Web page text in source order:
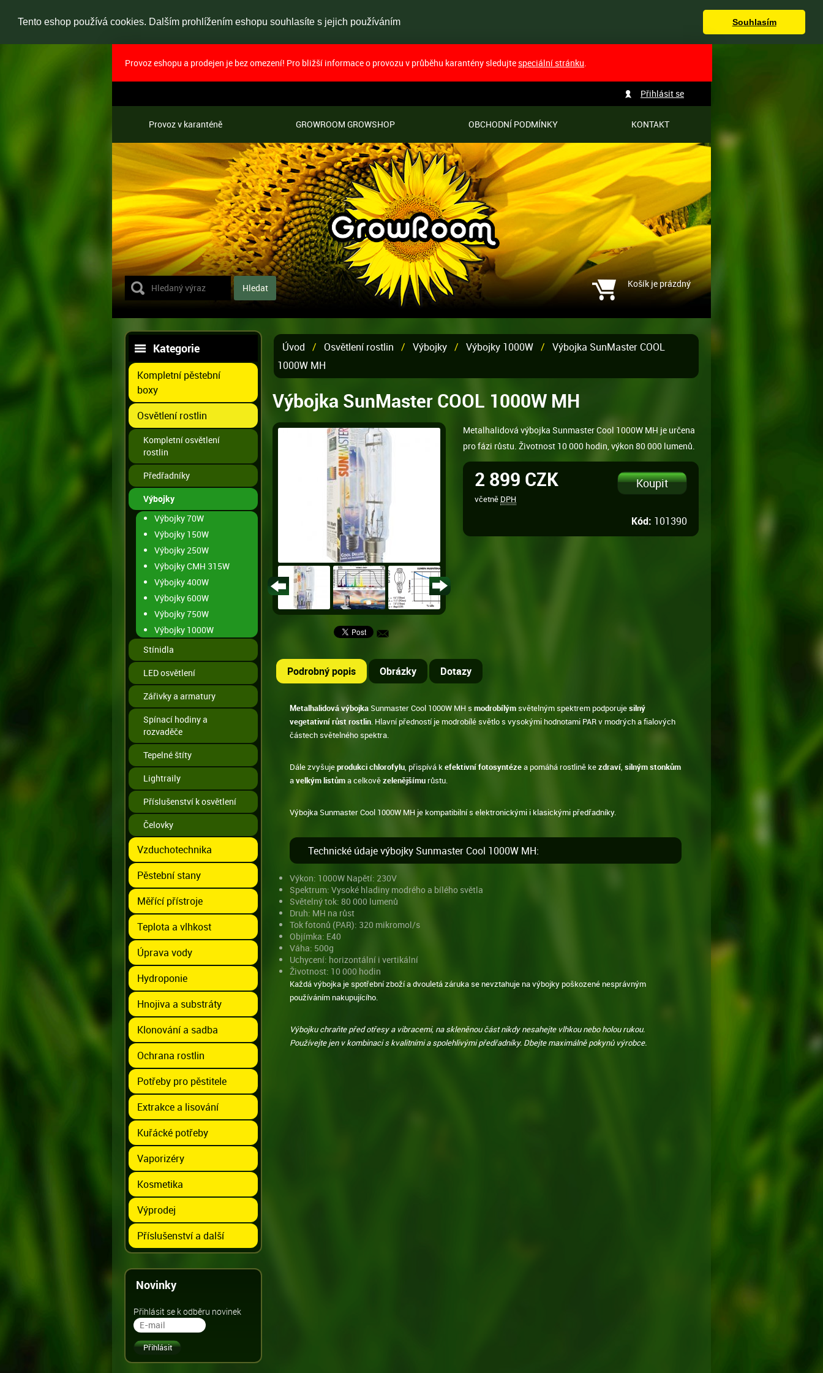
Tento eshop používá cookies. Dalším prohlížením eshopu souhlasíte s jejich používáním Souhlasím
Provoz eshopu a prodejen je bez omezení! Pro bližší informace o provozu v průběhu karantény sledujte speciální stránku
Provoz v karanténě GROWROOM GROWSHOP OBCHODNÍ PODMÍNKY KONTAKT
Přihlásit se
Košík je prázdný
Kategorie
Kompletní pěstební
boxy
Osvětlení rostlin
Kompletní osvětlení
rostlin
Předřadníky
Výbojky
Výbojky 70W
Výbojky 150W
Výbojky 250W
Výbojky CMH 315W
Výbojky 400W
Výbojky 600W
Výbojky 750W
Výbojky 1000W
Stínidla
LED osvětlení
Zářivky a armatury
Spínací hodiny a
rozvaděče
Tepelné štíty
Lightraily
Příslušenství k osvětlení
Čelovky
Vzduchotechnika
Pěstební stany
Měřící přístroje
Teplota a vlhkost
Úprava vody
Hydroponie
Hnojiva a substráty
Klonování a sadba
Ochrana rostlin
Potřeby pro pěstitele
Extrakce a lisování
Kuřácké potřeby
Vaporizéry
Kosmetika
Výprodej
Příslušenství a další
Novinky
Přihlásit se k odběru novinek
Úvod / Osvětlení rostlin / Výbojky / Výbojky 1000W / Výbojka SunMaster COOL
1000W MH
Výbojka SunMaster COOL 1000W MH
Metalhalidová výbojka Sunmaster Cool 1000W MH je určena
pro fázi růstu. Životnost 10 000 hodin, výkon 80 000 lumenů.
2 899 CZK
včetně DPH
Kód: 101390
Podrobný popis Obrázky Dotazy
Metalhalidová výbojka Sunmaster Cool 1000W MH s modrobílýmsvětelným spektrem podporujesilný
vegetativní růst rostlin . Hlavní předností je modrobílé světlo s vysokými hodnotami PAR v modrých a fialových
částech světelného spektra.
Dále zvyšujeprodukci chlorofylu , přispívá k efektivní fotosyntézea pomáhá rostlině kezdraví silným stonkům
avelkým listůma celkovězelenějšímu růstu.
Výbojka Sunmaster Cool 1000W MH je kompatibilní s elektronickými i klasickými předřadníky.
Technické údaje výbojky Sunmaster Cool 1000W MH:
Výkon: 1000W Napětí: 230V
Spektrum: Vysoké hladiny modrého a bílého světla
Světelný tok: 80 000 lumenů
Druh: MH na růst
Tok fotonů (PAR): 320 mikromol/s
Objímka: E40
Váha: 500g
Uchycení: horizontální i vertikální
Životnost: 10 000 hodin
Každá výbojka je spotřební zboží a dvouletá záruka se nevztahuje na výbojky poškozené nesprávným
používáním nakupujícího.
Výbojku chraňte před otřesy a vibracemi, na skleněnou část nikdy nesahejte vlhkou nebo holou rukou.
Používejte jen v kombinaci s kvalitními a spolehlivými předřadníky. Dbejte maximálně pokynů výrobce.